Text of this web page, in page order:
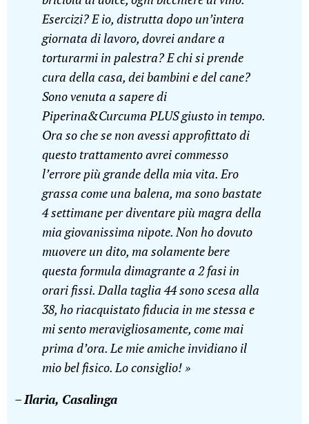
Esercizi? E io, distrutta dopo un’intera
giornata di lavoro, dovrei andare a
torturarmi in palestra? E chi si prende
cura della casa, dei bambini e del cane?
Sono venuta a sapere di
Piperina&Curcuma PLUS giusto in tempo.
Ora so che se non avessi approfittato di
questo trattamento avrei commesso
l’errore più grande della mia vita. Ero
grassa come una balena, ma sono bastate
4 settimane per diventare più magra della
mia giovanissima nipote. Non ho dovuto
muovere un dito, ma solamente bere
questa formula dimagrante a 2 fasi in
orari fissi. Dalla taglia 44 sono scesa alla
38, ho riacquistato fiducia in me stessa e
mi sento meravigliosamente, come mai
prima d’ora. Le mie amiche invidiano il
mio bel fisico. Lo consiglio! »
–Ilaria, Casalinga